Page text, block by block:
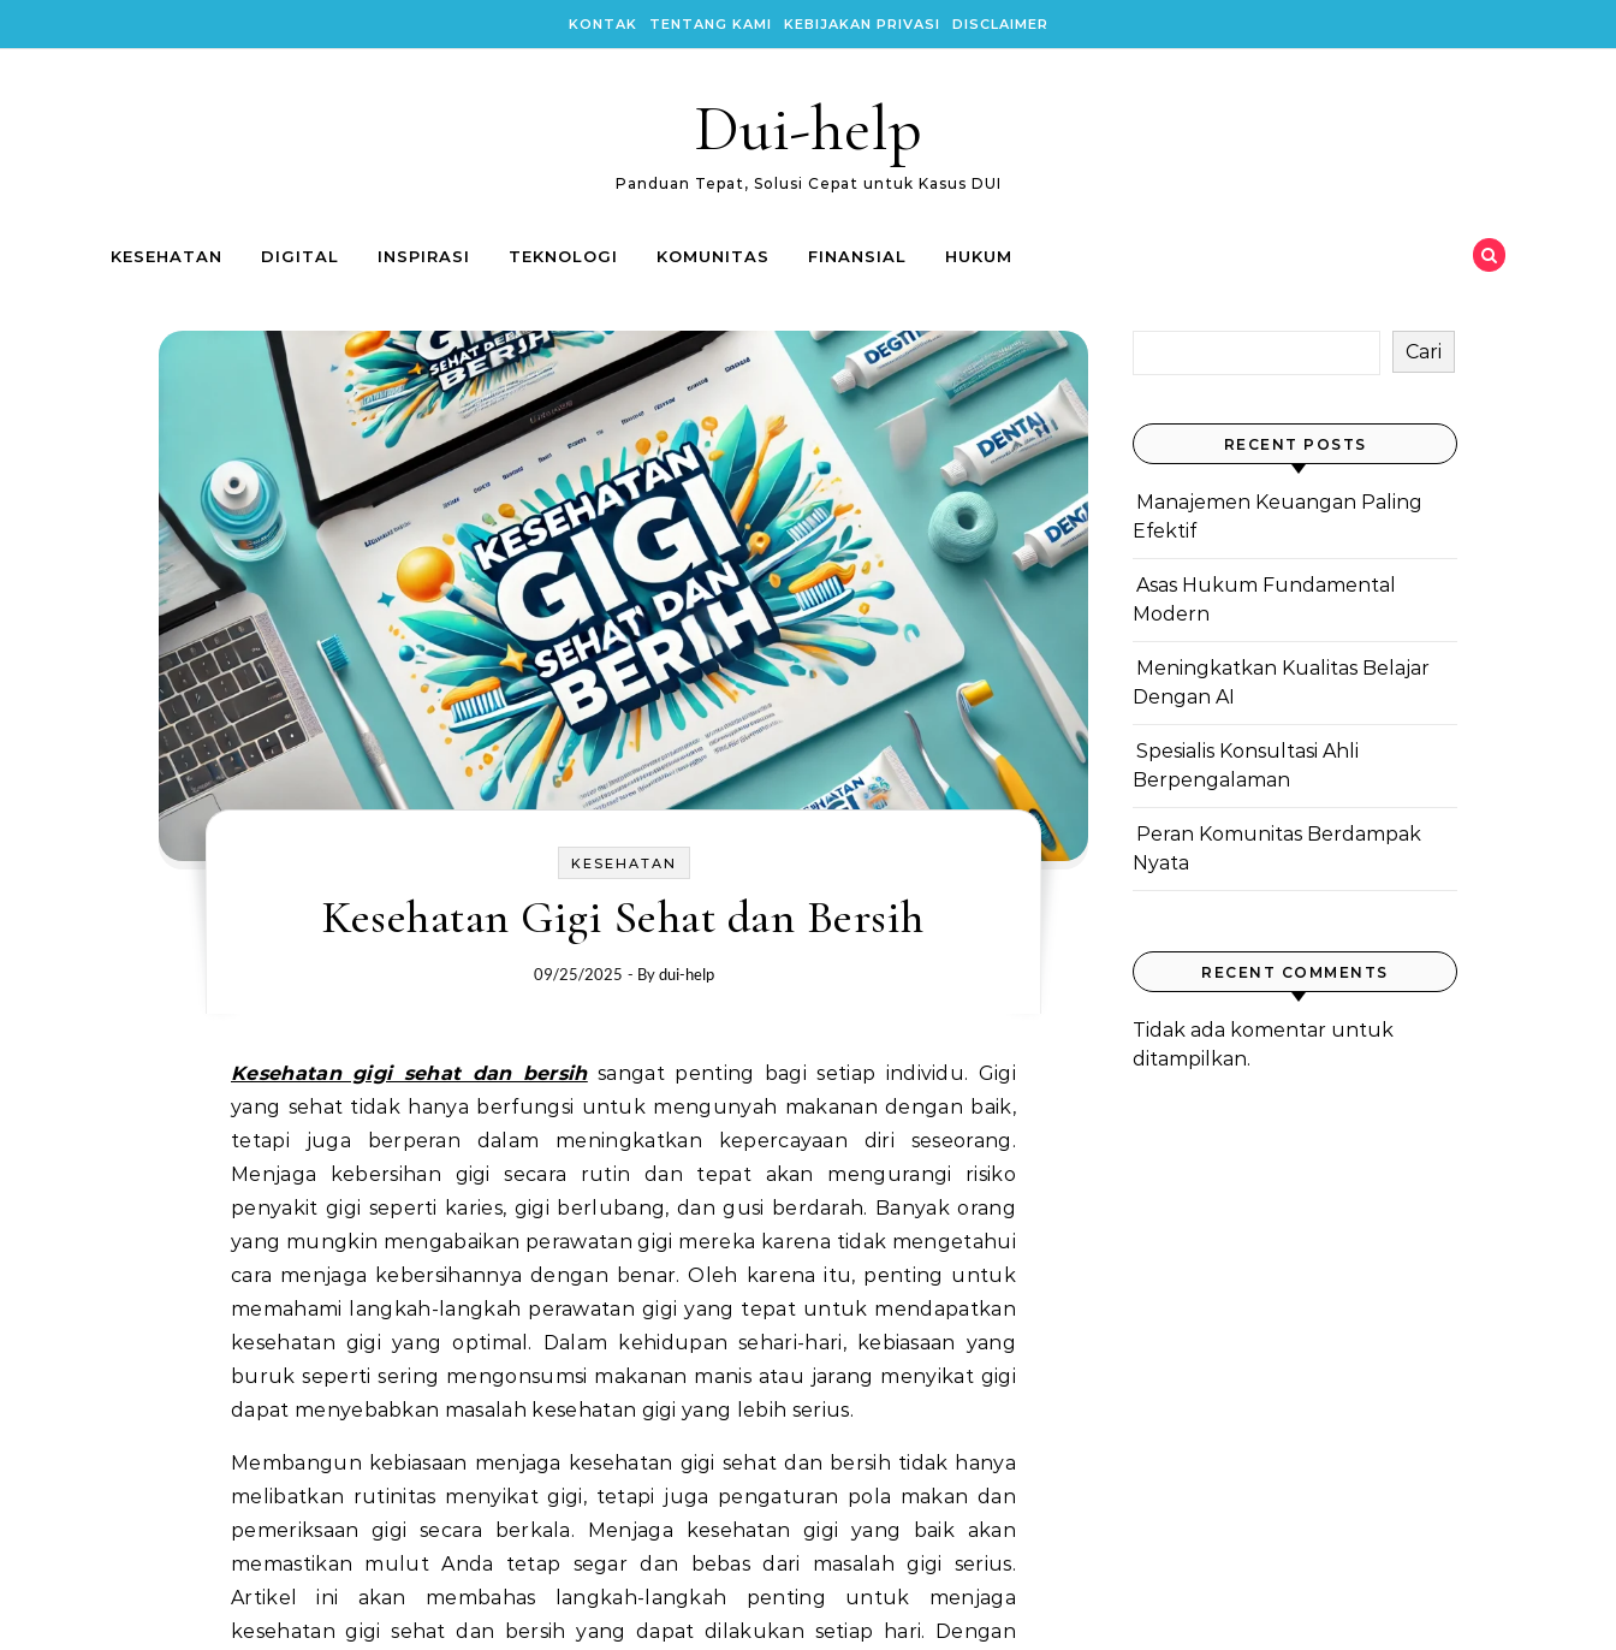
KONTAK TENTANG KAMI KEBIJAKAN PRIVASI DISCLAIMER
Dui-help
Panduan Tepat, Solusi Cepat untuk Kasus DUI
KESEHATAN DIGITAL INSPIRASI TEKNOLOGI KOMUNITAS FINANSIAL HUKUM
KESEHATAN
Kesehatan Gigi Sehat dan Bersih
09/25/2025 - Bydui-help
Kesehatan gigi sehat dan bersihsangat penting bagi setiap individu. Gigi
yang sehat tidak hanya berfungsi untuk mengunyah makanan dengan baik,
tetapi juga berperan dalam meningkatkan kepercayaan diri seseorang.
Menjaga kebersihan gigi secara rutin dan tepat akan mengurangi risiko
penyakit gigi seperti karies, gigi berlubang, dan gusi berdarah. Banyak orang
yang mungkin mengabaikan perawatan gigi mereka karena tidak mengetahui
cara menjaga kebersihannya dengan benar. Oleh karena itu, penting untuk
memahami langkah-langkah perawatan gigi yang tepat untuk mendapatkan
kesehatan gigi yang optimal. Dalam kehidupan sehari-hari, kebiasaan yang
buruk seperti sering mengonsumsi makanan manis atau jarang menyikat gigi
dapat menyebabkan masalah kesehatan gigi yang lebih serius.
Membangun kebiasaan menjaga kesehatan gigi sehat dan bersih tidak hanya
melibatkan rutinitas menyikat gigi, tetapi juga pengaturan pola makan dan
pemeriksaan gigi secara berkala. Menjaga kesehatan gigi yang baik akan
memastikan mulut Anda tetap segar dan bebas dari masalah gigi serius.
Artikel ini akan membahas langkah-langkah penting untuk menjaga
kesehatan gigi sehat dan bersih yang dapat dilakukan setiap hari. Dengan
Cari
RECENT POSTS
Manajemen Keuangan Paling
Efektif
Asas Hukum Fundamental
Modern
Meningkatkan Kualitas Belajar
Dengan AI
Spesialis Konsultasi Ahli
Berpengalaman
Peran Komunitas Berdampak
Nyata
RECENT COMMENTS
Tidak ada komentar untuk
ditampilkan.